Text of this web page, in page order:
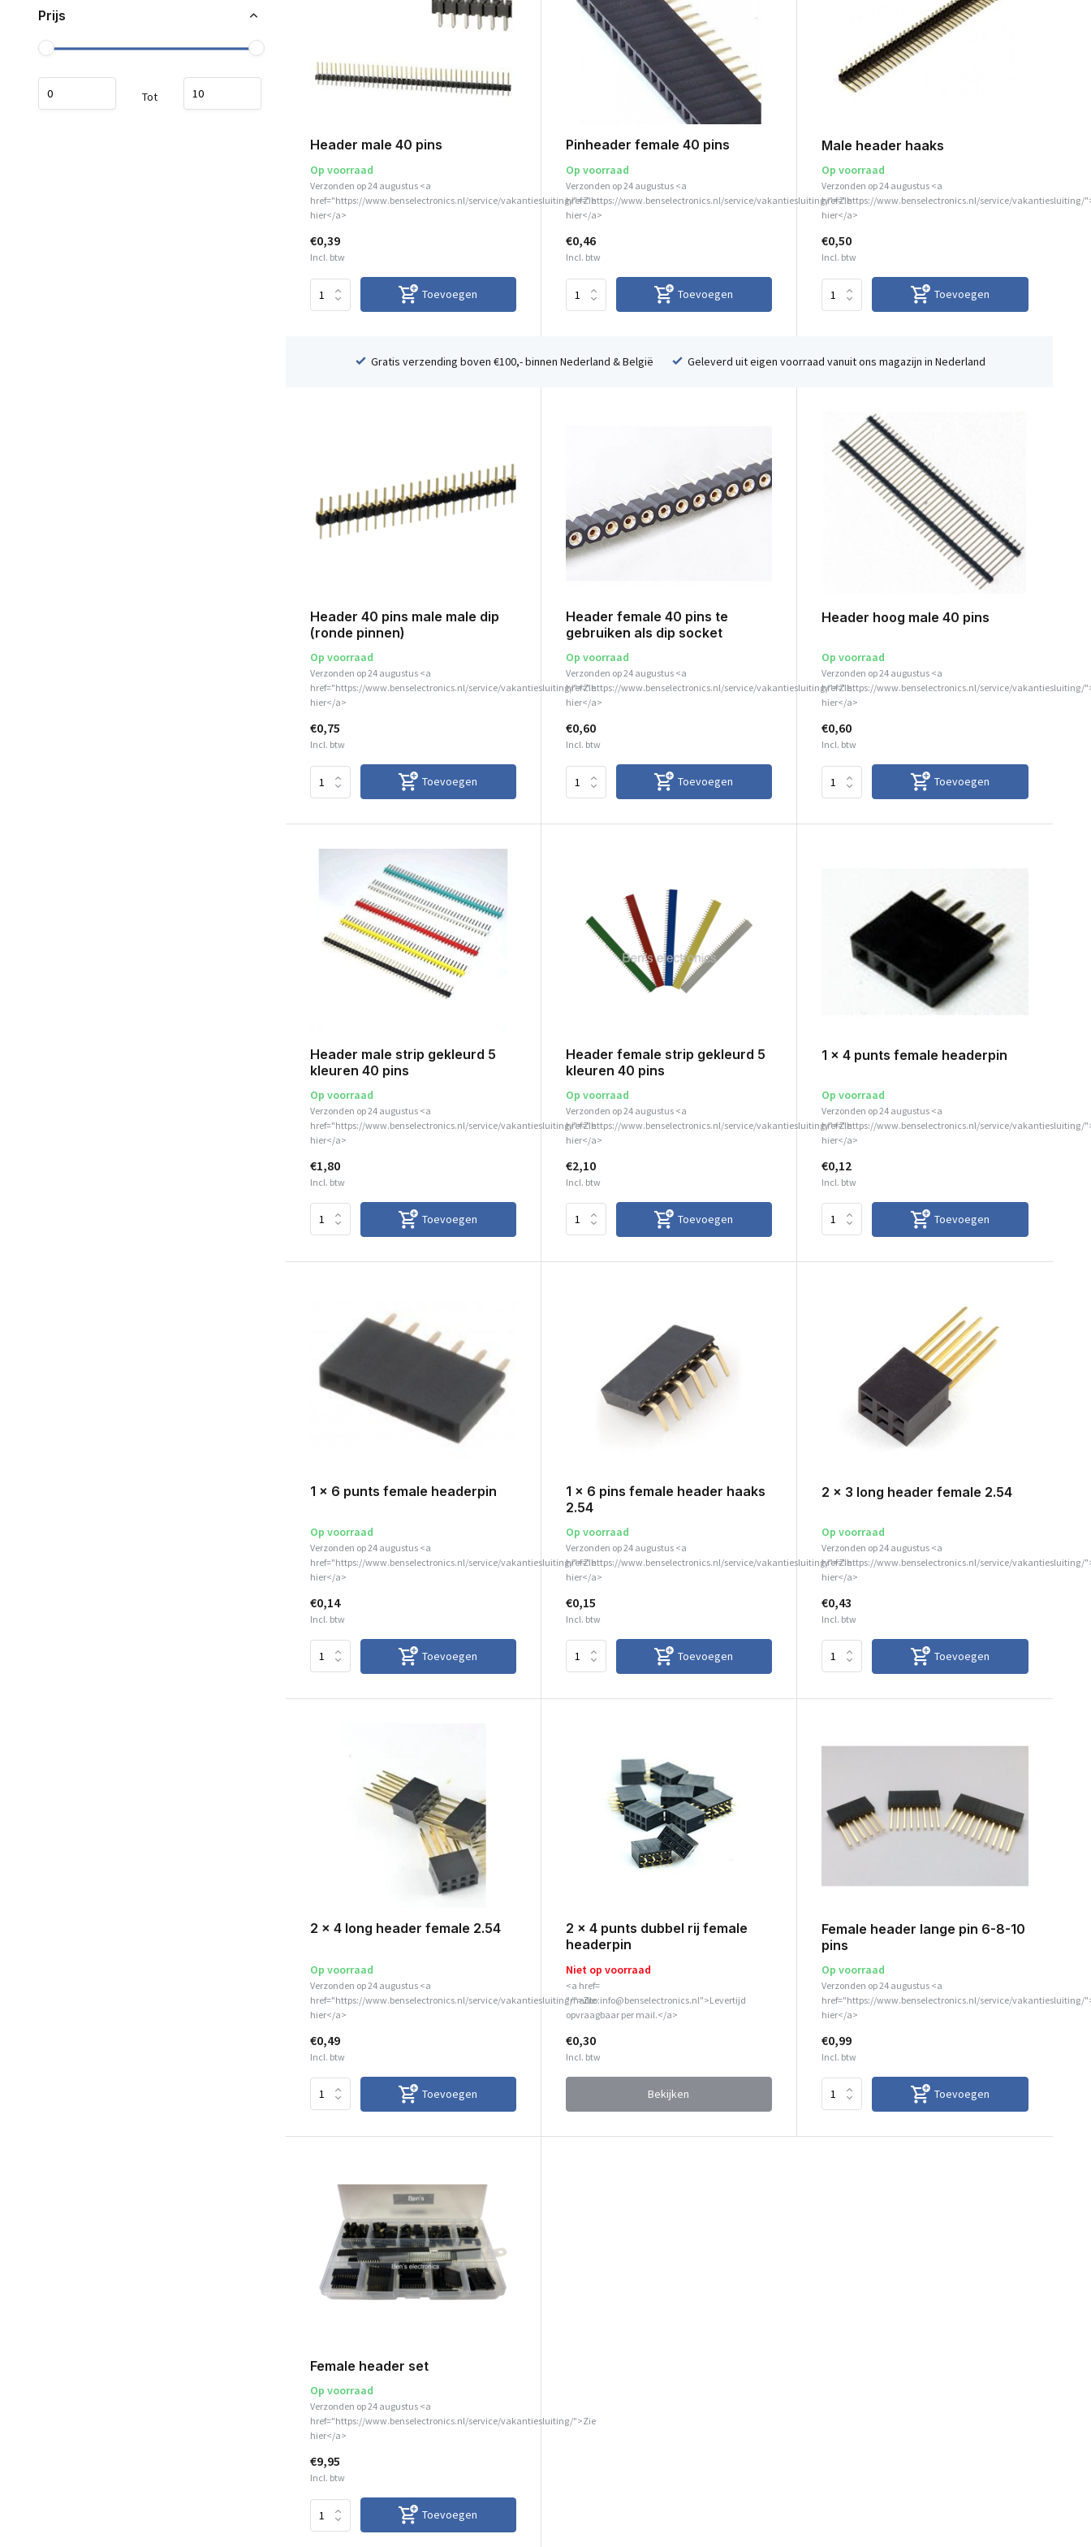
Prijs
Tot
Header male 40 pins
Op voorraad
Verzonden op 24 augustus <a
href="https://www.benselectronics.nl/service/vakantiesluiting/">Zie
hier</a>
€0,39
Incl. btw
Toevoegen
Pinheader female 40 pins
Op voorraad
Verzonden op 24 augustus <a
href="https://www.benselectronics.nl/service/vakantiesluiting/">Zie
hier</a>
€0,46
Incl. btw
Toevoegen
Male header haaks
Op voorraad
Verzonden op 24 augustus <a
href="https://www.benselectronics.nl/service/vakantiesluiting/
hier</a>
€0,50
Incl. btw
Toevoegen
Gratis verzending boven €100,- binnen Nederland & België Geleverd uit eigen voorraad vanuit ons magazijn in Nederland
Header 40 pins male male dip
(ronde pinnen)
Op voorraad
Verzonden op 24 augustus <a
href="https://www.benselectronics.nl/service/vakantiesluiting/">Zie
hier</a>
€0,75
Incl. btw
Toevoegen
Header female 40 pins te
gebruiken als dip socket
Op voorraad
Verzonden op 24 augustus <a
href="https://www.benselectronics.nl/service/vakantiesluiting/">Zie
hier</a>
€0,60
Incl. btw
Toevoegen
Header hoog male 40 pins
Op voorraad
Verzonden op 24 augustus <a
href="https://www.benselectronics.nl/service/vakantiesluiting/
hier</a>
€0,60
Incl. btw
Toevoegen
Header male strip gekleurd 5
kleuren 40 pins
Op voorraad
Verzonden op 24 augustus <a
href="https://www.benselectronics.nl/service/vakantiesluiting/">Zie
hier</a>
€1,80
Incl. btw
Toevoegen
Header female strip gekleurd 5
kleuren 40 pins
Op voorraad
Verzonden op 24 augustus <a
href="https://www.benselectronics.nl/service/vakantiesluiting/">Zie
hier</a>
€2,10
Incl. btw
Toevoegen
1 x 4 punts female headerpin
Op voorraad
Verzonden op 24 augustus <a
href="https://www.benselectronics.nl/service/vakantiesluiting/
hier</a>
€0,12
Incl. btw
Toevoegen
1 x 6 punts female headerpin
Op voorraad
Verzonden op 24 augustus <a
href="https://www.benselectronics.nl/service/vakantiesluiting/">Zie
hier</a>
€0,14
Incl. btw
Toevoegen
1 x 6 pins female header haaks
2.54
Op voorraad
Verzonden op 24 augustus <a
href="https://www.benselectronics.nl/service/vakantiesluiting/">Zie
hier</a>
€0,15
Incl. btw
Toevoegen
2 x 3 long header female 2.54
Op voorraad
Verzonden op 24 augustus <a
href="https://www.benselectronics.nl/service/vakantiesluiting/
hier</a>
€0,43
Incl. btw
Toevoegen
2 x 4 long header female 2.54
Op voorraad
Verzonden op 24 augustus <a
href="https://www.benselectronics.nl/service/vakantiesluiting/">Zie
hier</a>
€0,49
Incl. btw
Toevoegen
2 x 4 punts dubbel rij female
headerpin
Niet op voorraad
<a href=
"mailto:info@benselectronics.nl">Levertijd
opvraagbaar per mail.</a>
€0,30
Incl. btw
Bekijken
Female header lange pin 6-8-10
pins
Op voorraad
Verzonden op 24 augustus <a
href="https://www.benselectronics.nl/service/vakantiesluiting/
hier</a>
€0,99
Incl. btw
Toevoegen
Female header set
Op voorraad
Verzonden op 24 augustus <a
href="https://www.benselectronics.nl/service/vakantiesluiting/">Zie
hier</a>
€9,95
Incl. btw
Toevoegen